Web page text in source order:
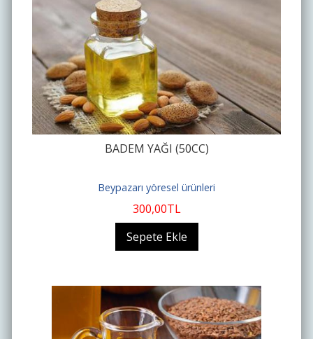
BADEM YAĞI (50CC)
Beypazarı yöresel ürünleri
300,00TL
Sepete Ekle